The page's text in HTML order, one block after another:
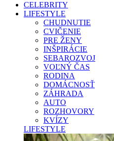
CELEBRITY
LIFESTYLE
CHUDNUTIE
CVIČENIE
PRE ŽENY
INŠPIRÁCIE
SEBAROZVOJ
VOĽNÝ ČAS
RODINA
DOMÁCNOSŤ
ZÁHRADA
AUTO
ROZHOVORY
KVÍZY
LIFESTYLE